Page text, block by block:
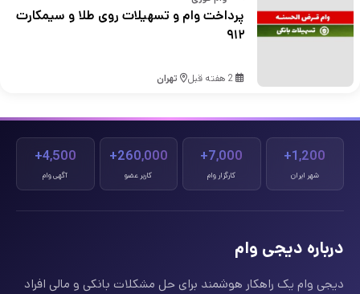
پرداخت وام و تسهیلات روی طلا و سیمکارت
۹۱۲
2 هفته قبل تهران
1,200+
شهر ایران
7,000+
کارگزار وام
260,000+
کاربر عضو
4,500+
آگهی وام
درباره دیجی وام
دیجی وام یک راهکار هوشمند برای حل مشکلات بانکی و مالی افراد